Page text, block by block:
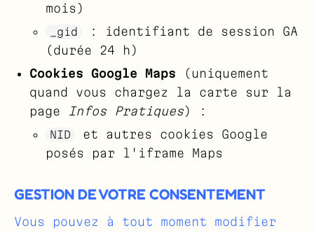
mois)
_gid
: identifiant de session GA
(durée 24 h)
Cookies Google Maps (uniquement
quand vous chargez la carte sur la
page
Infos Pratiques) :
NID
et autres cookies Google
posés par l'iframe Maps
GESTION DE VOTRE CONSENTEMENT
Vous pouvez à tout moment modifier